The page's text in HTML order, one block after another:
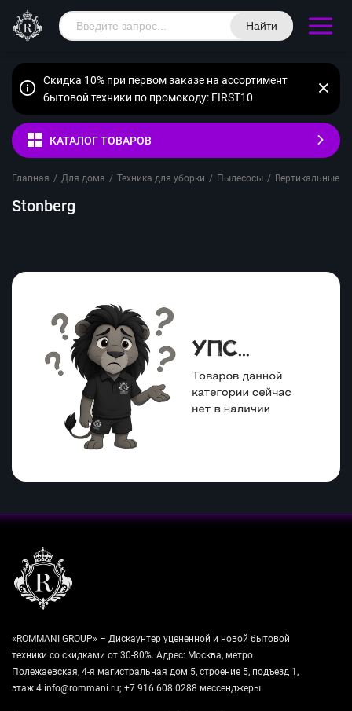
Найти
Скидка 10% при первом заказе на ассортимент
бытовой техники по промокоду: FIRST10
КАТАЛОГ ТОВАРОВ
Главная / Для дома / Техника для уборки / Пылесосы / Вертикальные
Stonberg
«ROMMANI GROUP» – Дискаунтер уцененной и новой бытовой
техники со скидками от 30-80%. Адрес: Москва, метро
Полежаевская, 4-я магистральная дом 5, строение 5, подъезд 1,
этаж 4 info@rommani.ru; +7 916 608 0288 мессенджеры